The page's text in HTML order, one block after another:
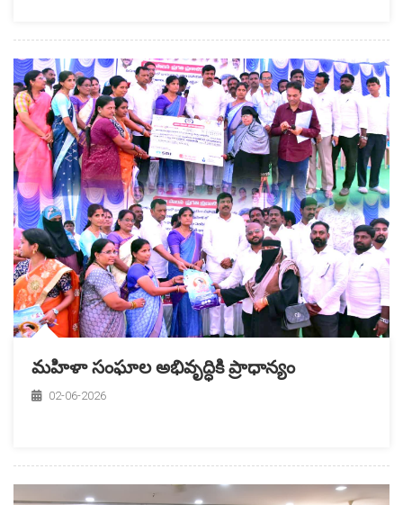
మహిళా సంఘాల అభివృద్ధికి ప్రాధాన్యం
02-06-2026